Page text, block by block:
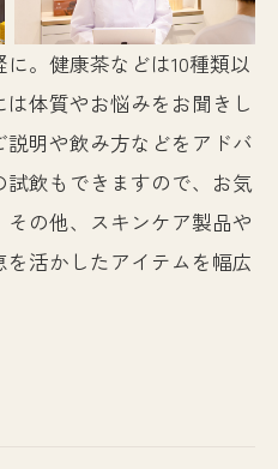
。健康茶などは10種類以
体質やお悩みをお聞きし
明や飲み方などをアドバ
飲もできますので、お気
の他、スキンケア製品や
活かしたアイテムを幅広